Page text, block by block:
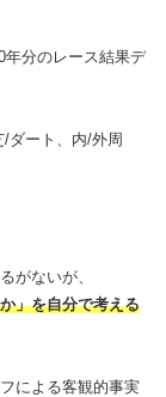
年分のレース結果デ
ダート、内/外周
がないが、
」を自分で考える
による客観的事実